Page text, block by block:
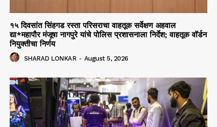
१५ दिवसांत सिंहगड रस्ता परिसराचा वाहतूक सर्वेक्षण अहवाल
द्या*महापौर मंजूषा नागपुरे यांचे पोलिस प्रशासनाला निर्देश; वाहतूक वॉर्डन
नियुक्तीचा निर्णय
SHARAD LONKAR - August 5, 2026